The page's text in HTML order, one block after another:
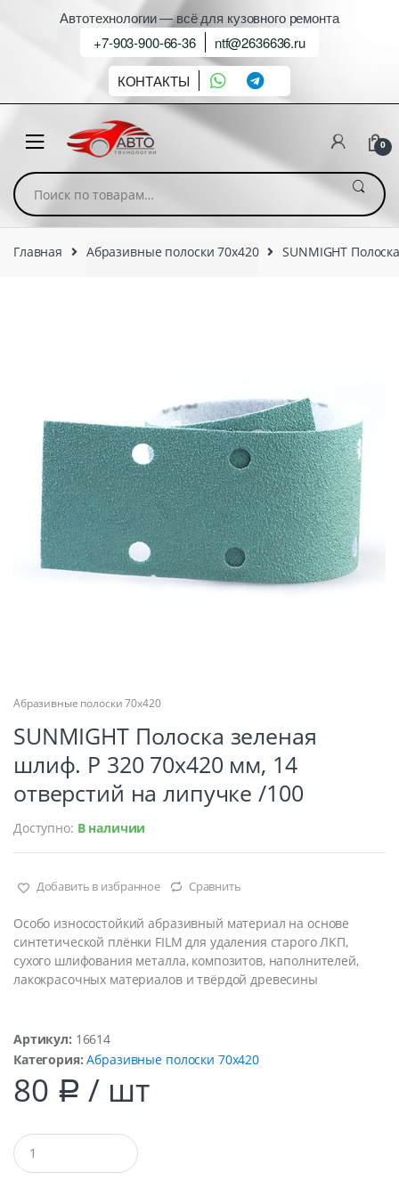
Автотехнологии — всё для кузовного ремонта
+7-903-900-66-36
ntf@2636636.ru
КОНТАКТЫ
0
Искать:
Главная Абразивные полоски 70х420 SUNMIGHT
Абразивные полоски 70х420
SUNMIGHT Полоска зеленая
шлиф. Р 320 70х420 мм, 14
отверстий на липучке /100
Доступно: В наличии
Добавить в избранное Сравнить
Особо износостойкий абразивный материал на основе
синтетической плёнки FILM для удаления старого ЛКП,
сухого шлифования металла, композитов, наполнителей,
лакокрасочных материалов и твёрдой древесины
Артикул: 16614
Категория:Абразивные полоски 70х420
80 Р / шт
Q
u
a